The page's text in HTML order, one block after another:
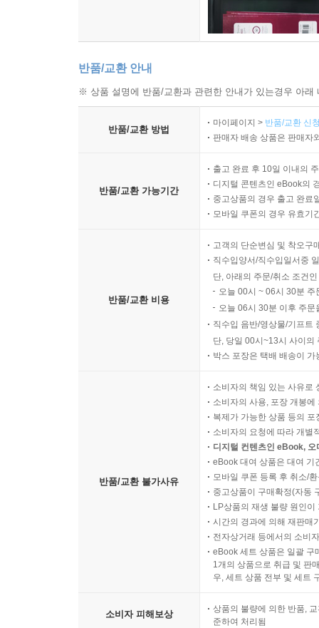
반품/교환 안내
※ 상품 설명에 반품/교환과 관련한 안내가 있는경우 아
반품/교환 방법
마이페이지 > 반품/교환 신
판매자 배송 상품은 판매자
반품/교환 가능기간
출고 완료 후 10일 이내의
디지털 콘텐츠인 eBook의
중고상품의 경우 출고 완료
모바일 쿠폰의 경우 유효기
반품/교환 비용
고객의 단순변심 및 착오구
직수입양서/직수입일서중
단, 아래의 주문/취소 조건
오늘 00시 ~ 06시 30분
오늘 06시 30분 이후 주
직수입 음반/영상물/기프트
단, 당일 00시~13시 사이의
박스 포장은 택배 배송이
반품/교환 불가사유
소비자의 책임 있는 사유로
소비자의 사용, 포장 개봉
복제가 가능한 상품 등의
소비자의 요청에 따라 개별
디지털 컨텐츠인 eBook,
eBook 대여 상품은 대여 기
모바일 쿠폰 등록 후 취소/
중고상품이 구매확정(자동
LP상품의 재생 불량 원인
시간의 경과에 의해 재판매
전자상거래 등에서의 소비
eBook 세트 상품은 일괄 구
1개의 상품으로 취급 및 판
우, 세트 상품 전부 및 세트
소비자 피해보상
상품의 불량에 의한 반품,
준하여 처리됨